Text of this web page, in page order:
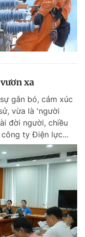
xa
gắn bó, cảm xúc
vừa là 'người
đời người, chiều
ty Điện lực...